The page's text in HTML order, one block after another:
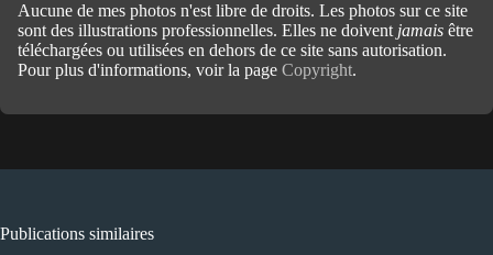
Aucune de mes photos n'est libre de droits. Les photos sur ce site
sont des illustrations professionnelles. Elles ne doivent jamais être
téléchargées ou utilisées en dehors de ce site sans autorisation.
Pour plus d'informations, voir la page Copyright.
Publications similaires